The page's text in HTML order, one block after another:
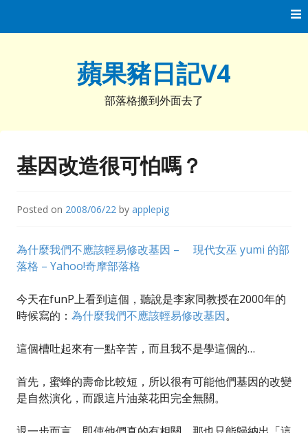
蘋果豬日記V4
部落格搬到外面去了
基因改造很可怕嗎？
Posted on 2008/06/22 by applepig
為什麼我們不應該輕易修改基因 – 現代女巫 yumi 的部
落格 – Yahoo!奇摩部落格
今天在funP上看到這個，聽說是李家同教授在2000年的
時候寫的： 為什麼我們不應該輕易修改基因。
這個槽吐起來有一點辛苦，而且我不是學這個的…
首先，蜜蜂的壽命比較短，所以很有可能他們基因的改變
是自然演化，而跟這片油菜花田完全無關。